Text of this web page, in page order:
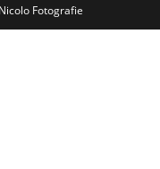
Fotografie